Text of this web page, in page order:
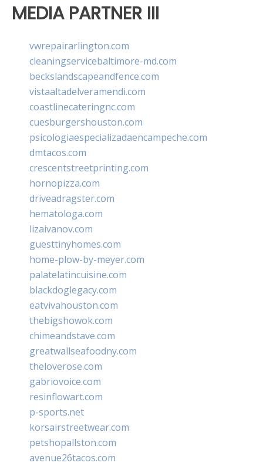
MEDIA PARTNER III
vwrepairarlington.com
cleaningservicebaltimore-md.com
beckslandscapeandfence.com
vistaaltadelveramendi.com
coastlinecateringnc.com
cuesburgershouston.com
psicologiaespecializadaencampeche.com
dmtacos.com
crescentstreetprinting.com
hornopizza.com
driveadragster.com
hematologa.com
lizaivanov.com
guesttinyhomes.com
home-plow-by-meyer.com
palatelatincuisine.com
blackdoglegacy.com
eatvivahouston.com
thebigshowok.com
chimeandstave.com
greatwallseafoodny.com
theloverose.com
gabriovoice.com
resinflowart.com
p-sports.net
korsairstreetwear.com
petshopallston.com
avenue26tacos.com